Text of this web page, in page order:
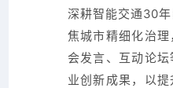
深耕智能交通30
焦城市精细化治
会发言、互动论
业创新成果，以